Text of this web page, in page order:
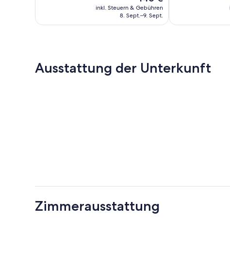
Preis
beträgt
inkl. Steuern & Gebühren
8. Sept.–9. Sept.
Ausstattung der Unterkunft
Zimmerausstattung